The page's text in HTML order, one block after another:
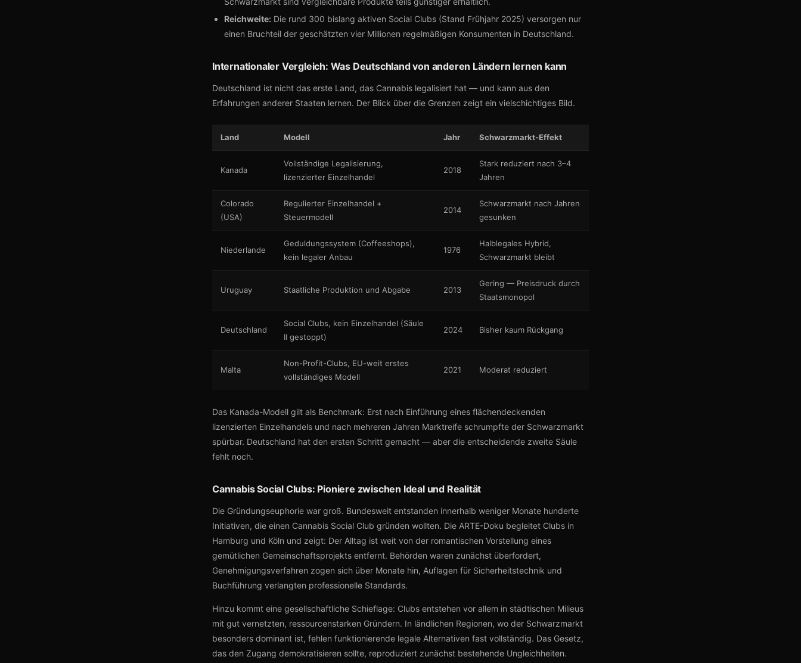
Reichweite: Die rund 300 bislang aktiven Social Clubs (Stand Frühjahr 2025) versorgen nur
einen Bruchteil der geschätzten vier Millionen regelmäßigen Konsumenten in Deutschland.
Internationaler Vergleich: Was Deutschland von anderen Ländern lernen kann
Deutschland ist nicht das erste Land, das Cannabis legalisiert hat — und kann aus den
Erfahrungen anderer Staaten lernen. Der Blick über die Grenzen zeigt ein vielschichtiges Bild.
Land Modell Jahr Schwarzmarkt-Effekt
Kanada
Vollständige Legalisierung,
lizenzierter Einzelhandel
2018
Stark reduziert nach 3–4
Jahren
Colorado
(USA)
Regulierter Einzelhandel +
Steuermodell
2014
Schwarzmarkt nach Jahren
gesunken
Niederlande
Geduldungssystem (Coffeeshops),
kein legaler Anbau
1976
Halblegales Hybrid,
Schwarzmarkt bleibt
Uruguay Staatliche Produktion und Abgabe 2013
Gering — Preisdruck durch
Staatsmonopol
Deutschland
Social Clubs, kein Einzelhandel (Säule
II gestoppt)
2024 Bisher kaum Rückgang
Malta
Non-Profit-Clubs, EU-weit erstes
vollständiges Modell
2021 Moderat reduziert
Das Kanada-Modell gilt als Benchmark: Erst nach Einführung eines flächendeckenden
lizenzierten Einzelhandels und nach mehreren Jahren Marktreife schrumpfte der Schwarzmarkt
spürbar. Deutschland hat den ersten Schritt gemacht — aber die entscheidende zweite Säule
fehlt noch.
Cannabis Social Clubs: Pioniere zwischen Ideal und Realität
Die Gründungseuphorie war groß. Bundesweit entstanden innerhalb weniger Monate hunderte
Initiativen, die einen Cannabis Social Club gründen wollten. Die ARTE-Doku begleitet Clubs in
Hamburg und Köln und zeigt: Der Alltag ist weit von der romantischen Vorstellung eines
gemütlichen Gemeinschaftsprojekts entfernt. Behörden waren zunächst überfordert,
Genehmigungsverfahren zogen sich über Monate hin, Auflagen für Sicherheitstechnik und
Buchführung verlangten professionelle Standards.
Hinzu kommt eine gesellschaftliche Schieflage: Clubs entstehen vor allem in städtischen Milieus
mit gut vernetzten, ressourcenstarken Gründern. In ländlichen Regionen, wo der Schwarzmarkt
besonders dominant ist, fehlen funktionierende legale Alternativen fast vollständig. Das Gesetz,
das den Zugang demokratisieren sollte, reproduziert zunächst bestehende Ungleichheiten.